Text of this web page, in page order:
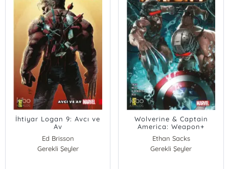
İhtiyar Logan 9: Avcı ve
Av
Ed Brisson
Gerekli Şeyler
Wolverine & Captain
America: Weapon+
Ethan Sacks
Gerekli Şeyler